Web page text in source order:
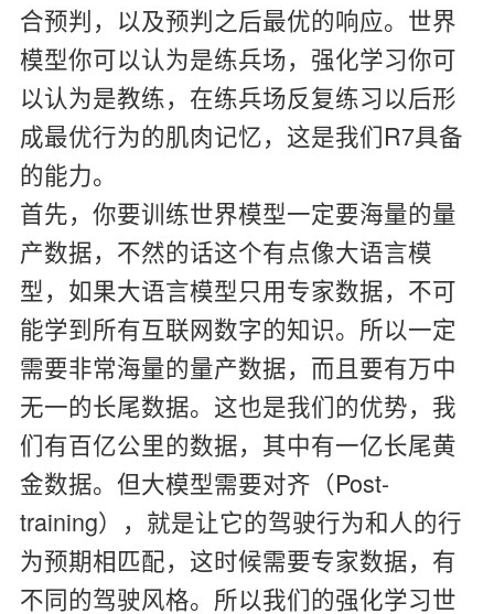
合预判，以及预判之后最优的响应。世界
模型你可以认为是练兵场，强化学习你可
以认为是教练，在练兵场反复练习以后形
成最优行为的肌肉记忆，这是我们R7具备
的能力。
首先，你要训练世界模型一定要海量的量
产数据，不然的话这个有点像大语言模
型，如果大语言模型只用专家数据，不可
能学到所有互联网数字的知识。所以一定
需要非常海量的量产数据，而且要有万中
无一的长尾数据。这也是我们的优势，我
们有百亿公里的数据，其中有一亿长尾黄
金数据。但大模型需要对齐（Post-
training），就是让它的驾驶行为和人的行
为预期相匹配，这时候需要专家数据，有
不同的驾驶风格。所以我们的强化学习世